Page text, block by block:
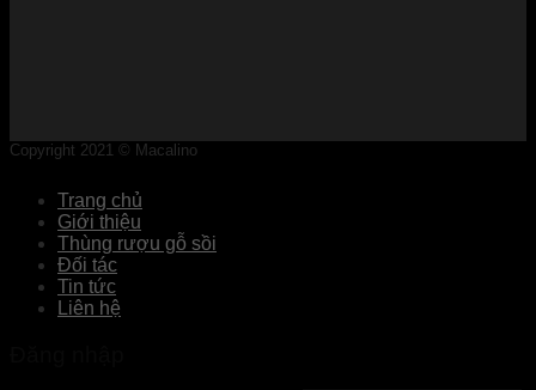
Copyright 2021 © Macalino
Trang chủ
Giới thiệu
Thùng rượu gỗ sồi
Đối tác
Tin tức
Liên hệ